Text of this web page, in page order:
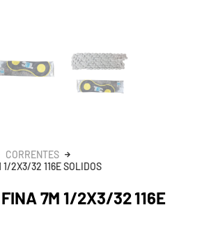
CORRENTES
2X3/32 116E SOLIDOS
7M 1/2X3/32 116E